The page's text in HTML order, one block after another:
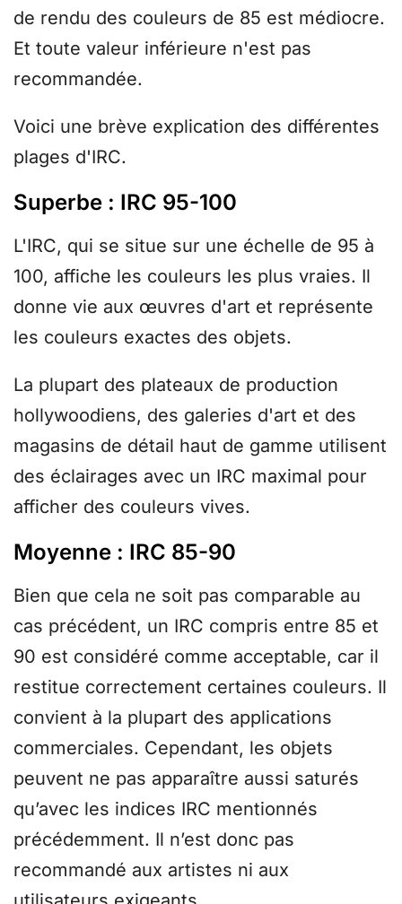
de rendu des couleurs de 85 est médiocre.
Et toute valeur inférieure n'est pas
recommandée.
Voici une brève explication des différentes
plages d'IRC.
Superbe : IRC 95-100
L'IRC, qui se situe sur une échelle de 95 à
100, affiche les couleurs les plus vraies. Il
donne vie aux œuvres d'art et représente
les couleurs exactes des objets.
La plupart des plateaux de production
hollywoodiens, des galeries d'art et des
magasins de détail haut de gamme utilisent
des éclairages avec un IRC maximal pour
afficher des couleurs vives.
Moyenne : IRC 85-90
Bien que cela ne soit pas comparable au
cas précédent, un IRC compris entre 85 et
90 est considéré comme acceptable, car il
restitue correctement certaines couleurs. Il
convient à la plupart des applications
commerciales. Cependant, les objets
peuvent ne pas apparaître aussi saturés
qu’avec les indices IRC mentionnés
précédemment. Il n’est donc pas
recommandé aux artistes ni aux